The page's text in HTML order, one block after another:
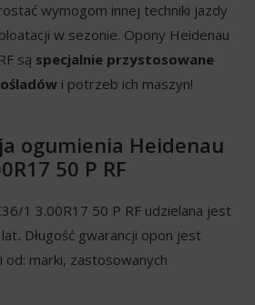
wymogom innej techniki jazdy
w sezonie. Opony Heidenau
są specjalnie przystosowane
i potrzeb ich maszyn!
ogumienia Heidenau
50 P RF
1 3.00R17 50 P RF udzielana jest
. Długość gwarancji opon jest
od: marki, zastosowanych